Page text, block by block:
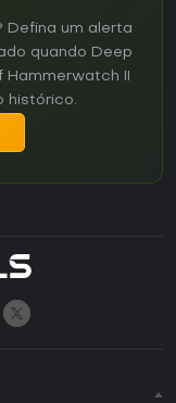
Defina um alerta
quando Deep
II
histórico.